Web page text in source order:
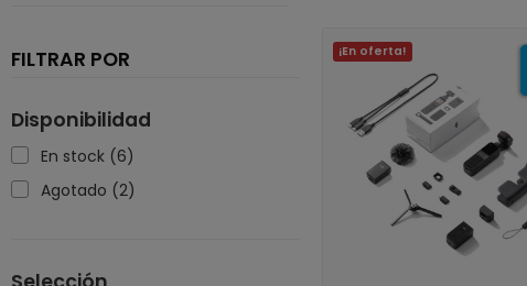
FILTRAR POR
Disponibilidad
En stock (6)
Agotado (2)
¡En oferta!